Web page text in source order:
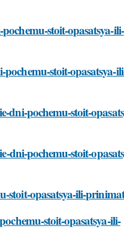
stoit-opasatsya-ili-
stoit-opasatsya-
dni-pochemu-stoit-
dni-pochemu-stoit-
stoit-opasatsya-ili-
stoit-opasatsya-ili-